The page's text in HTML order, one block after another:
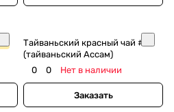
Тайваньский красный чай #8
(тайваньский Ассам)
0
0 Нет в наличии
Заказать